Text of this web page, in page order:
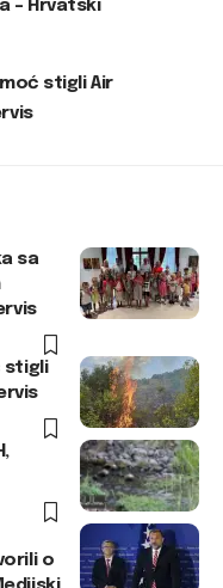
– Hrvatski
stigli Air
sa
stigli
o